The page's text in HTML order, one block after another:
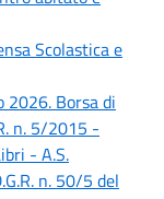
Scolastica e
Borsa di
n. 5/2015 -
- A.S.
n. 50/5 del